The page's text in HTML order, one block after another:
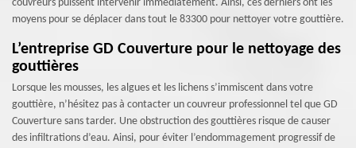
couvreurs puissent intervenir immédiatement. Ainsi, ces derniers ont les
moyens pour se déplacer dans tout le 83300 pour nettoyer votre gouttière.
L’entreprise GD Couverture pour le nettoyage des
gouttières
Lorsque les mousses, les algues et les lichens s’immiscent dans votre
gouttière, n’hésitez pas à contacter un couvreur professionnel tel que GD
Couverture sans tarder. Une obstruction des gouttières risque de causer
des infiltrations d’eau. Ainsi, pour éviter l’endommagement progressif de